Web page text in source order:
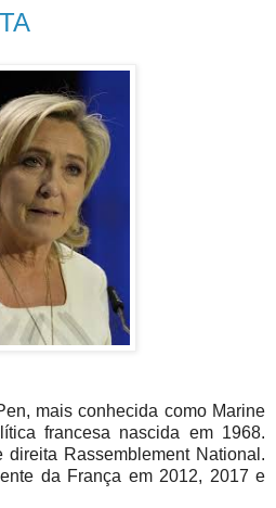
mais conhecida como Marine
francesa nascida em 1968.
direita Rassemblement National.
da França em 2012, 2017 e